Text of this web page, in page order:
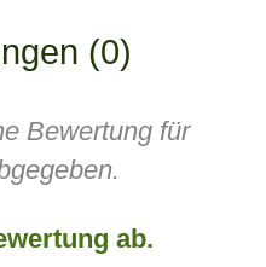
0
Bewertung für
ab.